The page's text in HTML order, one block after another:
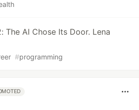
The AI Chose Its Door. Lena
#programming